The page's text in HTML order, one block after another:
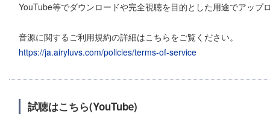
YouTube等でダウンロードや完全視聴を目的とした用途でアップ
音源に関するご利用規約の詳細はこちらをご覧ください。
https://ja.airyluvs.com/policies/terms-of-service
試聴はこちら(YouTube)